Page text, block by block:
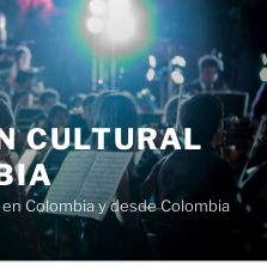
CULTURAL
Colombia y desde Colombia